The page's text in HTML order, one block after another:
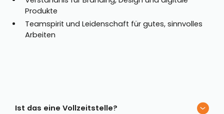
Produkte
Teamspirit und Leidenschaft für gutes, sinnvolles
Arbeiten
Ist das eine Vollzeitstelle?